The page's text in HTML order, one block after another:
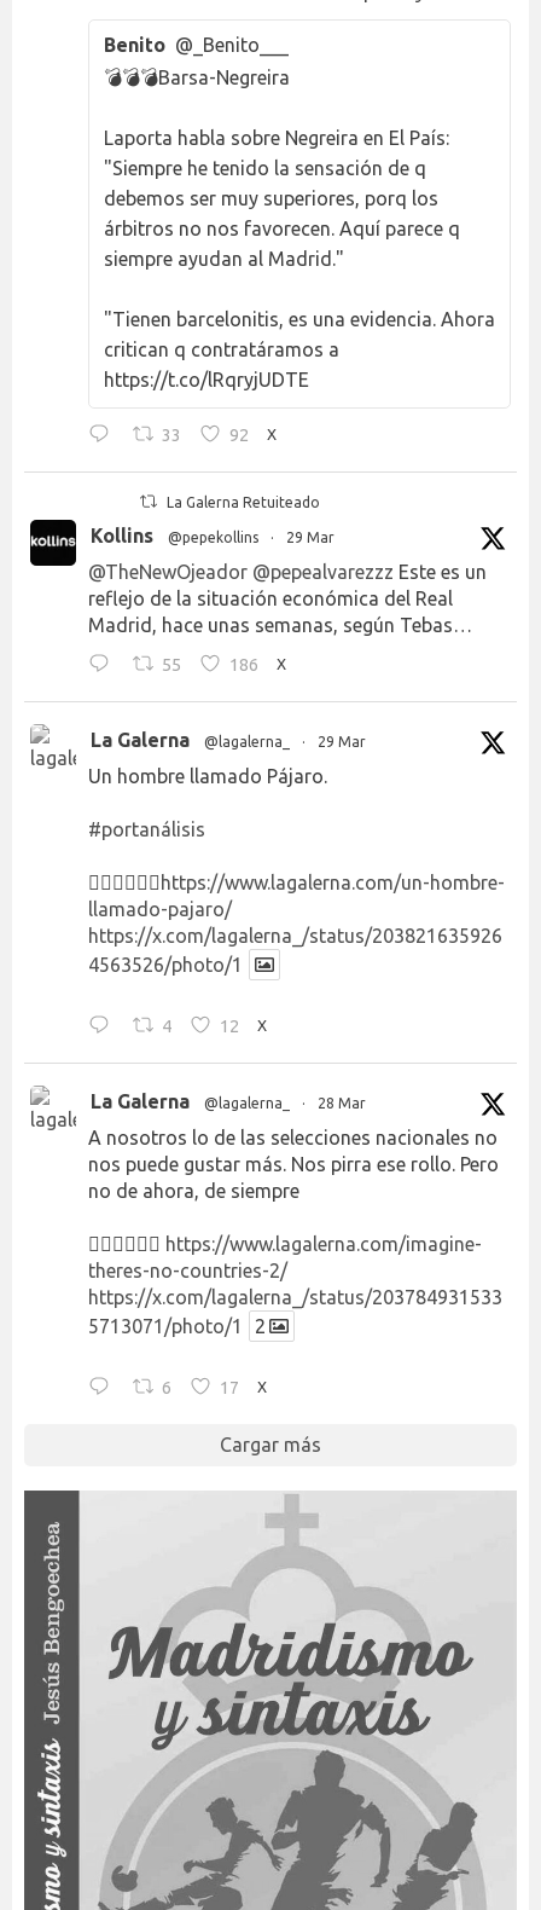
Benito @_Benito___
💣💣💣Barsa-Negreira
Laporta habla sobre Negreira en El País:
"Siempre he tenido la sensación de q
debemos ser muy superiores, porq los
árbitros no nos favorecen. Aquí parece q
siempre ayudan al Madrid."
"Tienen barcelonitis, es una evidencia. Ahora
critican q contratáramos a
https://t.co/lRqryjUDTE
33 92 X
La Galerna Retuiteado
Kollins @pepekollins · 29 Mar
@TheNewOjeador @pepealvarezzz Este es un
reflejo de la situación económica del Real
Madrid, hace unas semanas, según Tebas…
55 186 X
La Galerna @lagalerna_ · 29 Mar
Un hombre llamado Pájaro.
#portanálisis
👉🏻👉🏻👉🏻 https://www.lagalerna.com/un-hombre-
llamado-pajaro/
https://x.com/lagalerna_/status/203821635926
4563526/photo/1
4 12 X
La Galerna @lagalerna_ · 28 Mar
A nosotros lo de las selecciones nacionales no
nos puede gustar más. Nos pirra ese rollo. Pero
no de ahora, de siempre
👉🏻👉🏻👉🏻 https://www.lagalerna.com/imagine-
theres-no-countries-2/
https://x.com/lagalerna_/status/203784931533
5713071/photo/1
2
6 17 X
Cargar más